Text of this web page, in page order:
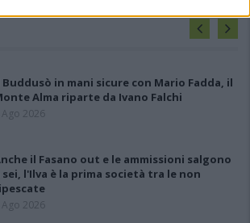
Buddusò in mani sicure con Mario Fadda, il
Alma riparte da Ivano Falchi
2026
il Fasano out e le ammissioni salgono
sei, l'Ilva è la prima società tra le non
2026